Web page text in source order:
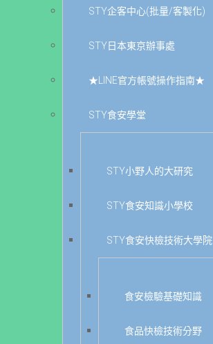
STY企客中心(批量/客製化)
STY日本東京辦事處
★LINE官方帳號操作指南★
STY食安學堂
STY小野人的大研究
STY食安知識小學校
STY食安快檢技術大學院
食安檢驗基礎知識
食品快檢技術分野